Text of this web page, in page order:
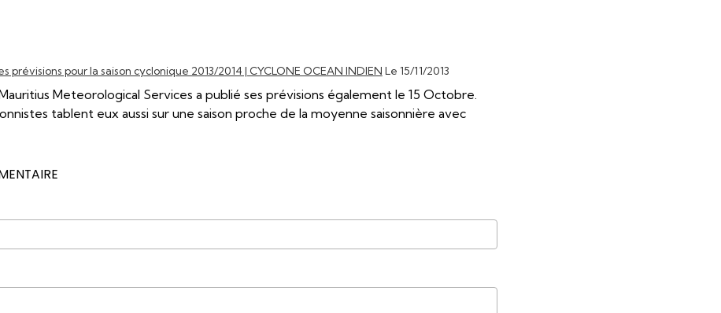
prévisions pour la saison cyclonique 2013/2014 | CYCLONE OCEAN INDIEN Le 15/11/2013
Meteorological Services a publié ses prévisions également le 15 Octobre.
tablent eux aussi sur une saison proche de la moyenne saisonnière avec